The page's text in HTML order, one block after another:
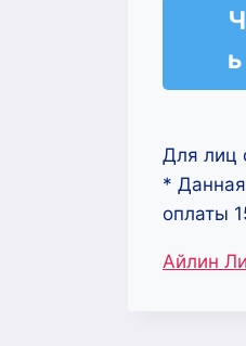
ь
Для лиц
* Данная
оплаты
Метки
Айлин